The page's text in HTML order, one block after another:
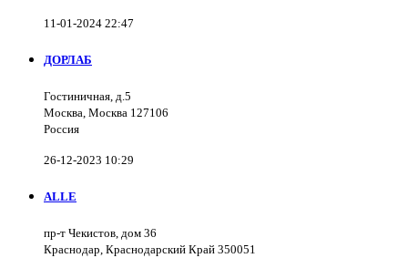
11-01-2024 22:47
ДОРЛАБ
Гостиничная, д.5
Москва, Москва 127106
Россия
26-12-2023 10:29
ALLE
пр-т Чекистов, дом 36
Краснодар, Краснодарский Край 350051